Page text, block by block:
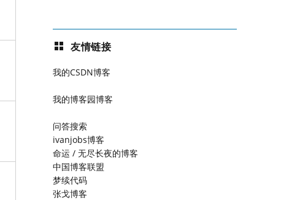
友情链接
我的CSDN博客
我的博客园博客
问答搜索
ivanjobs博客
命运 / 无尽长夜的博客
中国博客联盟
梦续代码
张戈博客